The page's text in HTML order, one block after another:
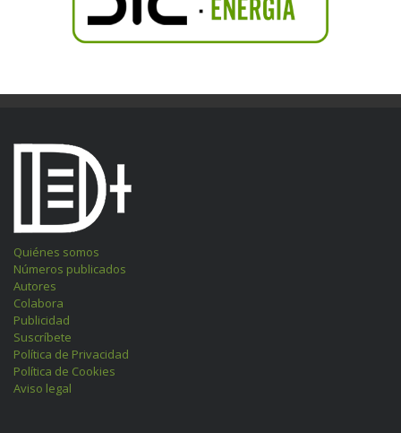
Quiénes somos
Números publicados
Autores
Colabora
Publicidad
Suscríbete
Política de Privacidad
Política de Cookies
Aviso legal